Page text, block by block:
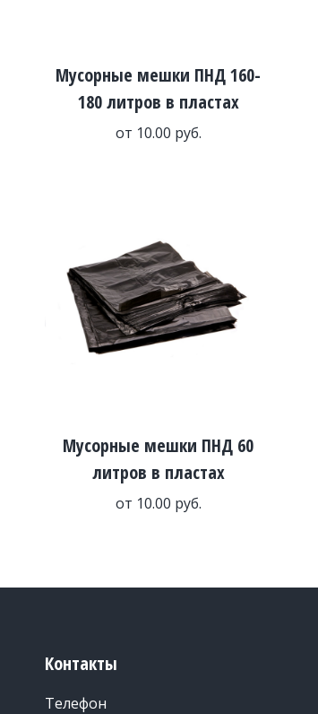
Мусорные мешки ПНД 160-
180 литров в пластах
от 10.00 руб.
Мусорные мешки ПНД 60
литров в пластах
от 10.00 руб.
Контакты
Телефон